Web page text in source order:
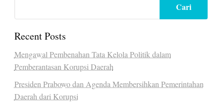
Cari
Recent Posts
Mengawal Pembenahan Tata Kelola Politik dalam
Pemberantasan Korupsi Daerah
Presiden Prabowo dan Agenda Membersihkan Pemerintahan
Daerah dari Korupsi